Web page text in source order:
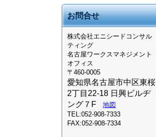
お問合せ
株式会社エニシードコンサル
ティング
名古屋ワークスマネジメント
オフィス
〒460-0005
愛知県名古屋市中区東桜
2丁目22-18 日興ビルヂ
ング７F
地図
TEL:052-908-7333
FAX:052-908-7334